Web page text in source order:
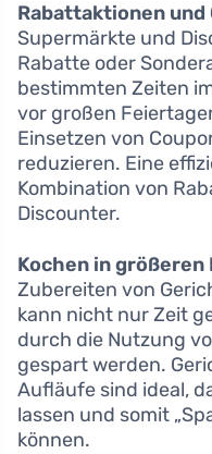
Rabattaktionen und
Supermärkte und
Rabatte oder
bestimmten Zeiten
vor großen
Einsetzen von
reduzieren. Eine
Kombination von
Discounter.
Kochen in größeren
Zubereiten von
kann nicht nur Zeit
durch die Nutzung
gespart werden.
Aufläufe sind ideal,
lassen und somit
können.